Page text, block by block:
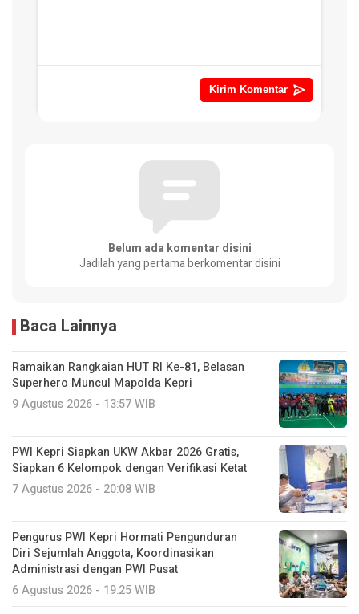
Belum ada komentar disini
Jadilah yang pertama berkomentar disini
Baca Lainnya
Ramaikan Rangkaian HUT RI Ke-81, Belasan
Superhero Muncul Mapolda Kepri
9 Agustus 2026 - 13:57 WIB
PWI Kepri Siapkan UKW Akbar 2026 Gratis,
Siapkan 6 Kelompok dengan Verifikasi Ketat
7 Agustus 2026 - 20:08 WIB
Pengurus PWI Kepri Hormati Pengunduran
Diri Sejumlah Anggota, Koordinasikan
Administrasi dengan PWI Pusat
6 Agustus 2026 - 19:25 WIB